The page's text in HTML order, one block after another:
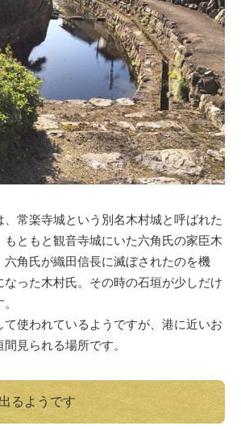
、常楽寺城という別名木村城と呼ばれた
もともと観音寺城にいた六角氏の家臣木
六角氏が織田信長に滅ぼされたのを機
なった木村氏。その時の石垣が少しだけ
て使われているようですが、港に近いお
見られる場所です。
るようです